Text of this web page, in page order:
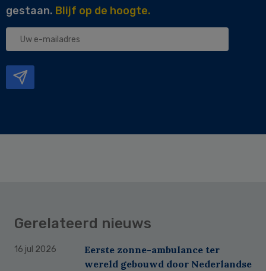
gestaan. Blijf op de hoogte.
Uw
Gerelateerd nieuws
16 jul 2026
Eerste zonne-ambulance ter
wereld gebouwd door Nederlandse